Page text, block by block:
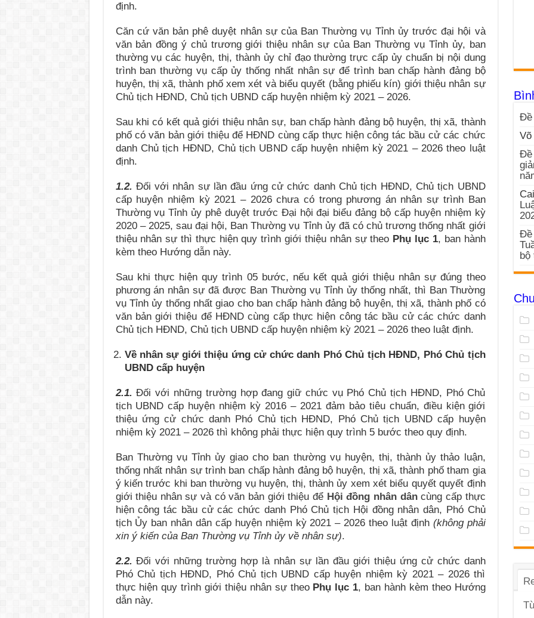
định.
Căn cứ văn bản phê duyệt nhân sự của Ban Thường vụ Tỉnh ủy trước đại hội và
văn bản đồng ý chủ trương giới thiệu nhân sự của Ban Thường vụ Tỉnh ủy, ban
thường vụ các huyện, thị, thành ủy chỉ đạo thường trực cấp ủy chuẩn bị nội dung
trình ban thường vụ cấp ủy thống nhất nhân sự để trình ban chấp hành đảng bộ
huyện, thị xã, thành phố xem xét và biểu quyết (bằng phiếu kín) giới thiệu nhân sự
Chủ tịch HĐND, Chủ tịch UBND cấp huyện nhiệm kỳ 2021 – 2026.
Sau khi có kết quả giới thiệu nhân sự, ban chấp hành đảng bộ huyện, thị xã, thành
phố có văn bản giới thiệu để HĐND cùng cấp thực hiện công tác bầu cử các chức
danh Chủ tịch HĐND, Chủ tịch UBND cấp huyện nhiệm kỳ 2021 – 2026 theo luật
định.
1.2. Đối với nhân sự lần đầu ứng cử chức danh Chủ tịch HĐND, Chủ tịch UBND
cấp huyện nhiệm kỳ 2021 – 2026 chưa có trong phương án nhân sự trình Ban
Thường vụ Tỉnh ủy phê duyệt trước Đại hội đại biểu đảng bộ cấp huyện nhiệm kỳ
2020 – 2025, sau đại hội, Ban Thường vụ Tỉnh ủy đã có chủ trương thống nhất giới
thiệu nhân sự thì thực hiện quy trình giới thiệu nhân sự theo Phụ lục 1, ban hành
kèm theo Hướng dẫn này.
Sau khi thực hiện quy trình 05 bước, nếu kết quả giới thiệu nhân sự đúng theo
phương án nhân sự đã được Ban Thường vụ Tỉnh ủy thống nhất, thì Ban Thường
vụ Tỉnh ủy thống nhất giao cho ban chấp hành đảng bộ huyện, thị xã, thành phố có
văn bản giới thiệu để HĐND cùng cấp thực hiện công tác bầu cử các chức danh
Chủ tịch HĐND, Chủ tịch UBND cấp huyện nhiệm kỳ 2021 – 2026 theo luật định.
Về nhân sự giới thiệu ứng cử chức danh Phó Chủ tịch HĐND, Phó Chủ tịch
UBND cấp huyện
2.1. Đối với những trường hợp đang giữ chức vụ Phó Chủ tịch HĐND, Phó Chủ
tịch UBND cấp huyện nhiệm kỳ 2016 – 2021 đảm bảo tiêu chuẩn, điều kiện giới
thiệu ứng cử chức danh Phó Chủ tịch HĐND, Phó Chủ tịch UBND cấp huyện
nhiệm kỳ 2021 – 2026 thì không phải thực hiện quy trình 5 bước theo quy định.
Ban Thường vụ Tỉnh ủy giao cho ban thường vụ huyện, thị, thành ủy thảo luận,
thống nhất nhân sự trình ban chấp hành đảng bộ huyện, thị xã, thành phố tham gia
ý kiến trước khi ban thường vụ huyện, thị, thành ủy xem xét biểu quyết quyết định
giới thiệu nhân sự và có văn bản giới thiệu để Hội đồng nhân dâncùng cấp thực
hiện công tác bầu cử các chức danh Phó Chủ tịch Hội đồng nhân dân, Phó Chủ
tịch Ủy ban nhân dân cấp huyện nhiệm kỳ 2021 – 2026 theo luật định (không phải
xin ý kiến của Ban Thường vụ Tỉnh ủy về nhân sự).
2.2. Đối với những trường hợp là nhân sự lần đầu giới thiệu ứng cử chức danh
Phó Chủ tịch HĐND, Phó Chủ tịch UBND cấp huyện nhiệm kỳ 2021 – 2026 thì
thực hiện quy trình giới thiệu nhân sự theo Phụ lục 1, ban hành kèm theo Hướng
dẫn này.
Đề
Võ
Đề
Đề
bộ